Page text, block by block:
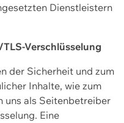
Dienstleistern
Verschlüsselung
der Sicherheit und zum
Inhalte, wie zum
uns als Seitenbetreiber
Eine